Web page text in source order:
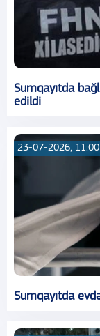
Sumqayıtda
edildi
23-07-2026, 11:00
Sumqayıtda